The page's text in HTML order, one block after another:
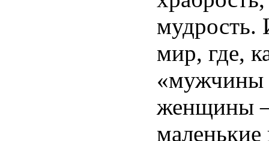
мудрость.
мир, где,
«мужчины
женщины